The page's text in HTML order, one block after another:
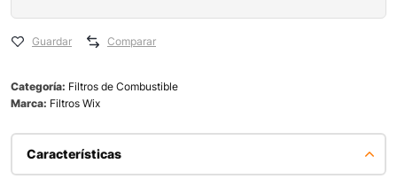
Guardar Comparar
Categoría: Filtros de Combustible
Marca: Filtros Wix
Características